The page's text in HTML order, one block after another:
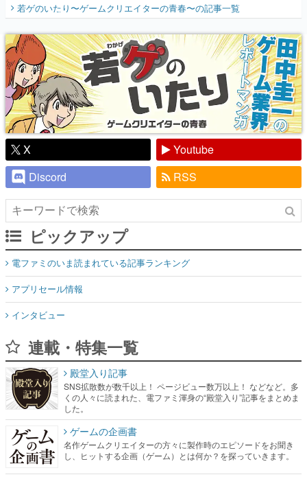
『少年ジャンプ』色だった【若ゲのいた
り】
若ゲのいたり〜ゲームクリエイターの青春〜の記事一覧
X
Youtube
Discord
RSS
ピックアップ
電ファミのいま読まれている記事ランキング
アプリセール情報
インタビュー
連載・特集一覧
殿堂入り記事
SNS拡散数が数千以上！ ページビュー数万以上！ などなど。多
くの人々に読まれた、電ファミ渾身の“殿堂入り”記事をまとめま
した。
ゲームの企画書
名作ゲームクリエイターの方々に製作時のエピソードをお聞き
し、ヒットする企画（ゲーム）とは何か？を探っていきます。